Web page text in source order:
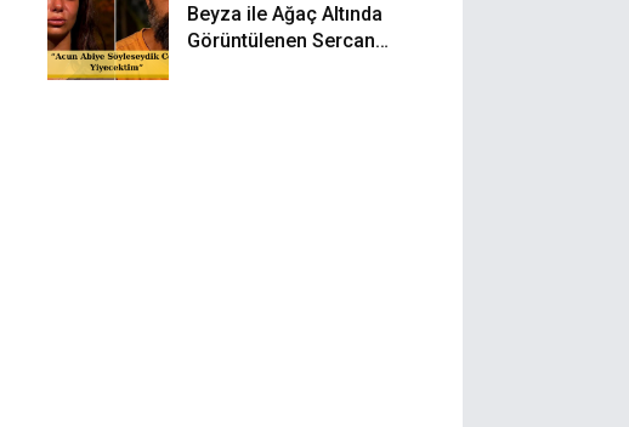
Beyza ile Ağaç Altında
Görüntülenen Sercan